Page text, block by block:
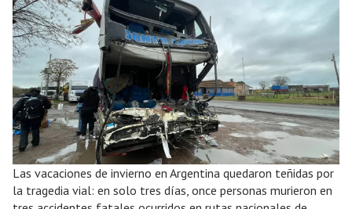
Las vacaciones de invierno en Argentina quedaron teñidas por
la tragedia vial: en solo tres días, once personas murieron en